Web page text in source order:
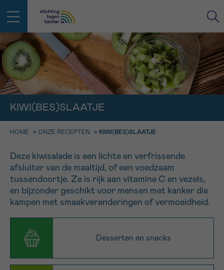
KIWI(BES)SLAATJE
HOME > ONZE RECEPTEN > KIWI(BES)SLAATJE
Deze kiwisalade is een lichte en verfrissende
afsluiter van de maaltijd, of een voedzaam
tussendoortje. Ze is rijk aan vitamine C en vezels,
en bijzonder geschikt voor mensen met kanker die
kampen met smaakveranderingen of vermoeidheid.
Desserten en snacks
NAAM
VOORNAAM
IN DE STRIJD TEGEN KANKER STA
JE NIET ALLEEN
Professionele medewerkers beantwoorden je vragen
ma-vrij 9u tot 18u
Via ons
contactformulier
Ik wil graag opgebeld worden
geen enkele diagnose
TERUG
VOORNAAM
TERUG
Afspraak Vraag Gegevens
KIES DE TIJDSSPANNE VAN JE AFSPRAAK
9h-11h
11h-13h
13h-16h
16h-18h